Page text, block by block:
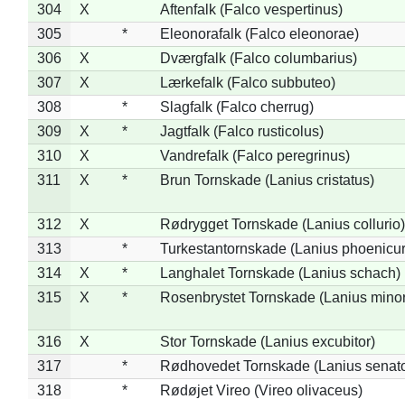
304
X
Aftenfalk (Falco vespertinus)
305
*
Eleonorafalk (Falco eleonorae)
306
X
Dværgfalk (Falco columbarius)
307
X
Lærkefalk (Falco subbuteo)
308
*
Slagfalk (Falco cherrug)
309
X *
Jagtfalk (Falco rusticolus)
310
X
Vandrefalk (Falco peregrinus)
311
X * Brun Tornskade (Lanius cristatus)
312 X
Rødrygget Tornskade (Lanius collurio)
313
*
Turkestantornskade (Lanius
314
X *
Langhalet Tornskade (Lanius schach)
315
X * Rosenbrystet Tornskade (Lanius
316 X
Stor Tornskade (Lanius excubitor)
317
*
Rødhovedet Tornskade (Lanius
318
*
Rødøjet Vireo (Vireo olivaceus)